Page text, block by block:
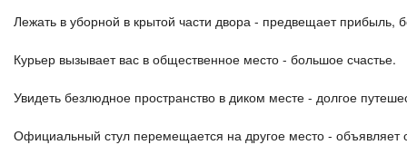
Лежать в уборной в крытой части двора - предвещает прибыль,
Курьер вызывает вас в общественное место - большое счастье.
Увидеть безлюдное пространство в диком месте - долгое
Официальный стул перемещается на другое место - объявляет